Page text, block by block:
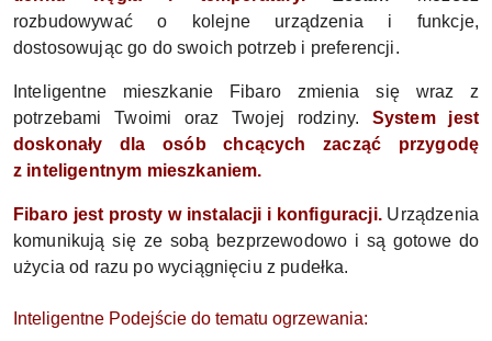
rozbudowywać o kolejne urządzenia i funkcje,
dostosowując go do swoich potrzeb i preferencji.
Inteligentne mieszkanie Fibaro zmienia się wraz z
potrzebami Twoimi oraz Twojej rodziny. System jest
doskonały dla osób chcących zacząć przygodę
z inteligentnym mieszkaniem.
Fibaro jest prosty w instalacji i konfiguracji.Urządzenia
komunikują się ze sobą bezprzewodowo i są gotowe do
użycia od razu po wyciągnięciu z pudełka.
Inteligentne Podejście do tematu ogrzewania: